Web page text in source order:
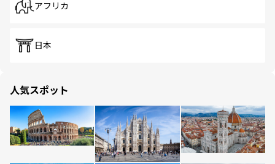
アフリカ
日本
人気スポット